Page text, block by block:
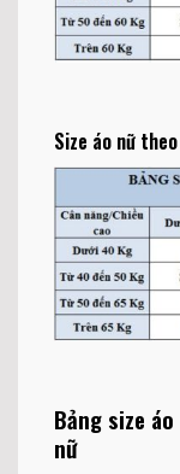
Size áo nữ
Bảng size
nữ